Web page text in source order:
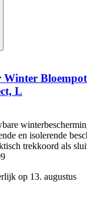
Winter
L
en isolerende
trekkoord als
op 13. augustus